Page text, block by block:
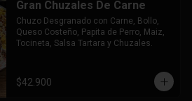
Gran Chuzales De Carne
Chuzo Desgranado con Carne, Bollo,
Queso Costeño, Papita de Perro, Maiz,
Tocineta, Salsa Tartara y Chuzales.
$42.900